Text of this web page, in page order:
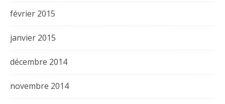
février 2015
janvier 2015
décembre 2014
novembre 2014